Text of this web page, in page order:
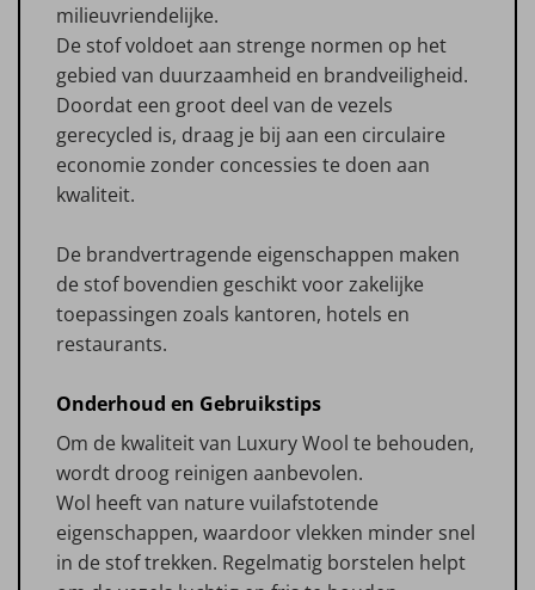
milieuvriendelijke.
De stof voldoet aan strenge normen op het
gebied van duurzaamheid en brandveiligheid.
Doordat een groot deel van de vezels
gerecycled is, draag je bij aan een circulaire
economie zonder concessies te doen aan
kwaliteit.
De brandvertragende eigenschappen maken
de stof bovendien geschikt voor zakelijke
toepassingen zoals kantoren, hotels en
restaurants.
Onderhoud en Gebruikstips
Om de kwaliteit van Luxury Wool te behouden,
wordt droog reinigen aanbevolen.
Wol heeft van nature vuilafstotende
eigenschappen, waardoor vlekken minder snel
in de stof trekken. Regelmatig borstelen helpt